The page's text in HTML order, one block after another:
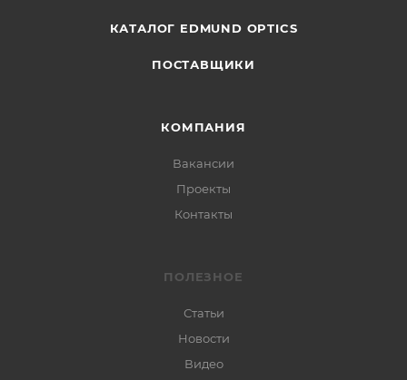
КАТАЛОГ EDMUND OPTICS
ПОСТАВЩИКИ
КОМПАНИЯ
Вакансии
Проекты
Контакты
ПОЛЕЗНОЕ
Статьи
Новости
Видео